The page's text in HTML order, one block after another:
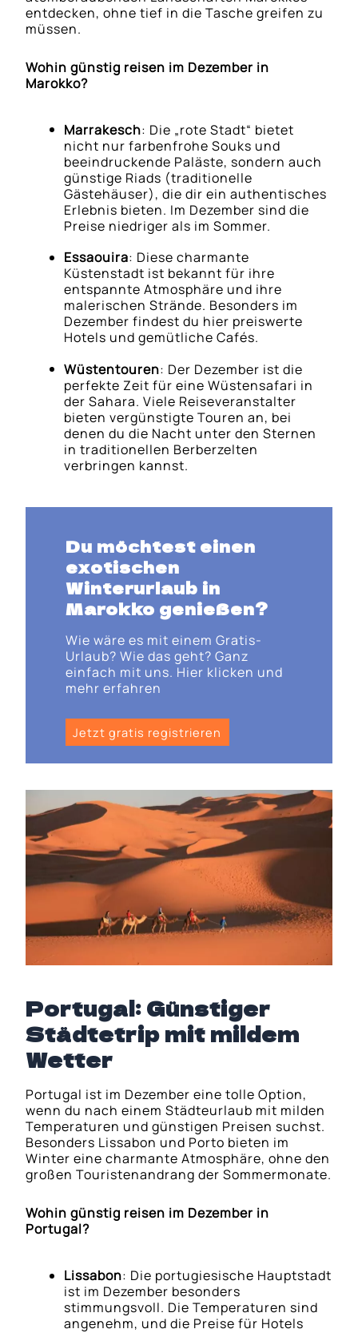
entdecken, ohne tief in die Tasche greifen zu
müssen.
Wohin günstig reisen im Dezember in
Marokko?
Marrakesch: Die „rote Stadt“ bietet
nicht nur farbenfrohe Souks und
beeindruckende Paläste, sondern auch
günstige Riads (traditionelle
Gästehäuser), die dir ein authentisches
Erlebnis bieten. Im Dezember sind die
Preise niedriger als im Sommer.
Essaouira: Diese charmante
Küstenstadt ist bekannt für ihre
entspannte Atmosphäre und ihre
malerischen Strände. Besonders im
Dezember findest du hier preiswerte
Hotels und gemütliche Cafés.
Wüstentouren: Der Dezember ist die
perfekte Zeit für eine Wüstensafari in
der Sahara. Viele Reiseveranstalter
bieten vergünstigte Touren an, bei
denen du die Nacht unter den Sternen
in traditionellen Berberzelten
verbringen kannst.
Du möchtest einen
exotischen
Winterurlaub in
Marokko genießen?
Wie wäre es mit einem Gratis-
Urlaub? Wie das geht? Ganz
einfach mit uns. Hier klicken und
mehr erfahren
Jetzt gratis registrieren
Portugal: Günstiger
Städtetrip mit mildem
Wetter
Portugal ist im Dezember eine tolle Option,
wenn du nach einem Städteurlaub mit milden
Temperaturen und günstigen Preisen suchst.
Besonders Lissabon und Porto bieten im
Winter eine charmante Atmosphäre, ohne den
großen Touristenandrang der Sommermonate.
Wohin günstig reisen im Dezember in
Portugal?
Lissabon: Die portugiesische Hauptstadt
ist im Dezember besonders
stimmungsvoll. Die Temperaturen sind
angenehm, und die Preise für Hotels